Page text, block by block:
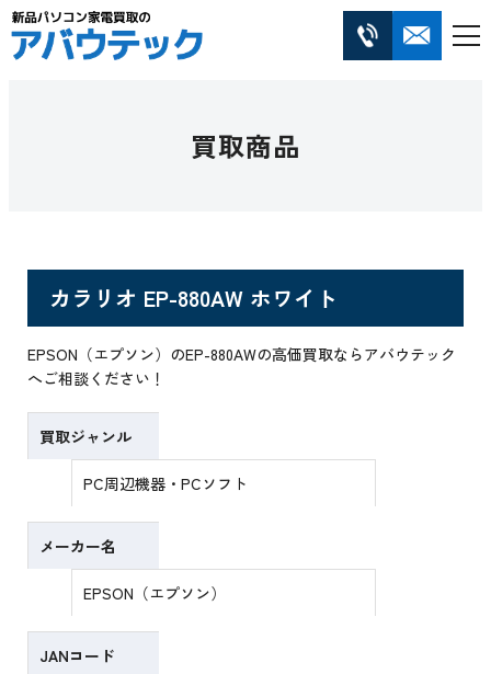
買取商品
カラリオ EP-880AW ホワイト
EPSON（エプソン）のEP-880AWの高価買取ならアバウテック
へご相談ください！
買取ジャンル
PC周辺機器・PCソフト
メーカー名
EPSON（エプソン）
JANコード